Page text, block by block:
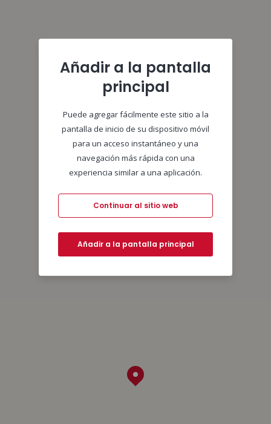
Añadir a la pantalla
principal
Puede agregar fácilmente este sitio a la
pantalla de inicio de su dispositivo móvil
para un acceso instantáneo y una
navegación más rápida con una
experiencia similar a una aplicación.
Continuar al sitio web
Añadir a la pantalla principal